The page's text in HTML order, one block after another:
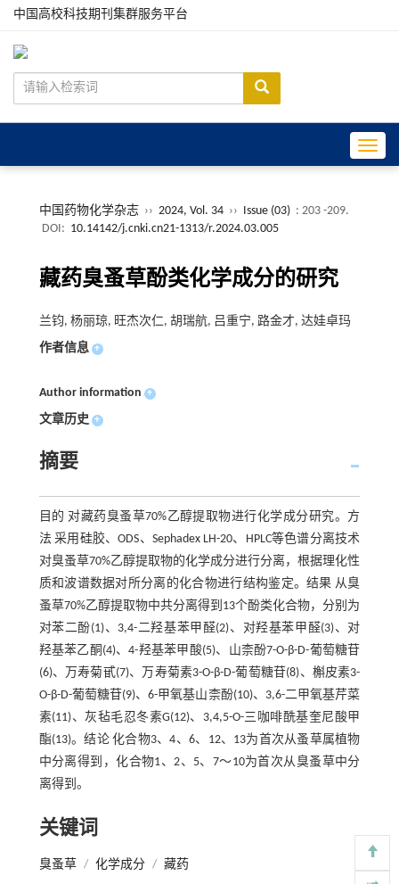
中国高校科技期刊集群服务平台
中国药物化学杂志 ›› 2024, Vol. 34 ›› Issue (03) : 203 -209.
DOI: 10.14142/j.cnki.cn21-1313/r.2024.03.005
藏药臭蚤草酚类化学成分的研究
兰钧, 杨丽琼, 旺杰次仁, 胡瑞航, 吕重宁, 路金才, 达娃卓玛
作者信息 +
Author information +
文章历史 +
摘要
目的 对藏药臭蚤草70%乙醇提取物进行化学成分研究。方
法 采用硅胶、ODS、Sephadex LH-20、HPLC等色谱分离技术
对臭蚤草70%乙醇提取物的化学成分进行分离，根据理化性
质和波谱数据对所分离的化合物进行结构鉴定。结果 从臭
蚤草70%乙醇提取物中共分离得到13个酚类化合物，分别为
对苯二酚(1)、3,4-二羟基苯甲醛(2)、对羟基苯甲醛(3)、对
羟基苯乙酮(4)、4-羟基苯甲酸(5)、山柰酚7-O-β-D-葡萄糖苷
(6)、万寿菊甙(7)、万寿菊素3-O-β-D-葡萄糖苷(8)、槲皮素3-
O-β-D-葡萄糖苷(9)、6-甲氧基山柰酚(10)、3,6-二甲氧基芹菜
素(11)、灰毡毛忍冬素G(12)、3,4,5-O-三咖啡酰基奎尼酸甲
酯(13)。结论 化合物3、4、6、12、13为首次从蚤草属植物
中分离得到，化合物1、2、5、7～10为首次从臭蚤草中分
离得到。
关键词
臭蚤草 / 化学成分 / 藏药